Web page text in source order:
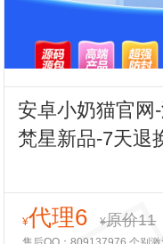
安卓小奶猫官网
梵星新品-7天退
¥代理6 ¥原价11